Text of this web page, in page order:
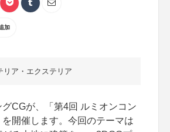
加
リア・エクステリア
CGが、「第4回 ルミオンコン
開催します。今回のテーマは